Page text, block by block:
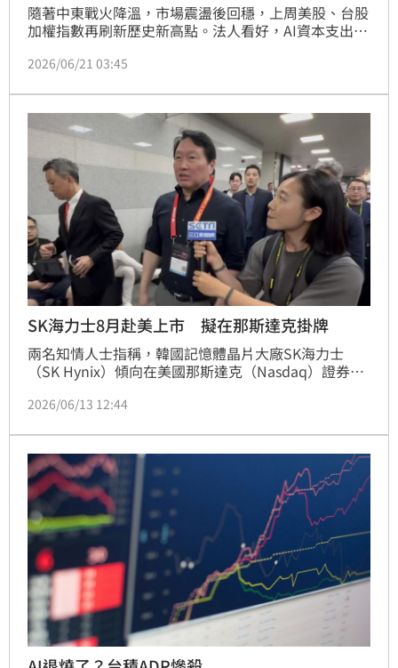
隨著中東戰火降溫，市場震盪後回穩，上周美股、台股
加權指數再刷新歷史新高點。法人看好，AI資本支出上
數上看53000點。
2026/06/21 03:45
SK海力士8月赴美上市 擬在那斯達克掛牌
兩名知情人士指稱，韓國記憶體晶片大廠SK海力士
（SK Hynix）傾向在美國那斯達克（Nasdaq）證券交
智慧（AI）概念股的投資人。
2026/06/13 12:44